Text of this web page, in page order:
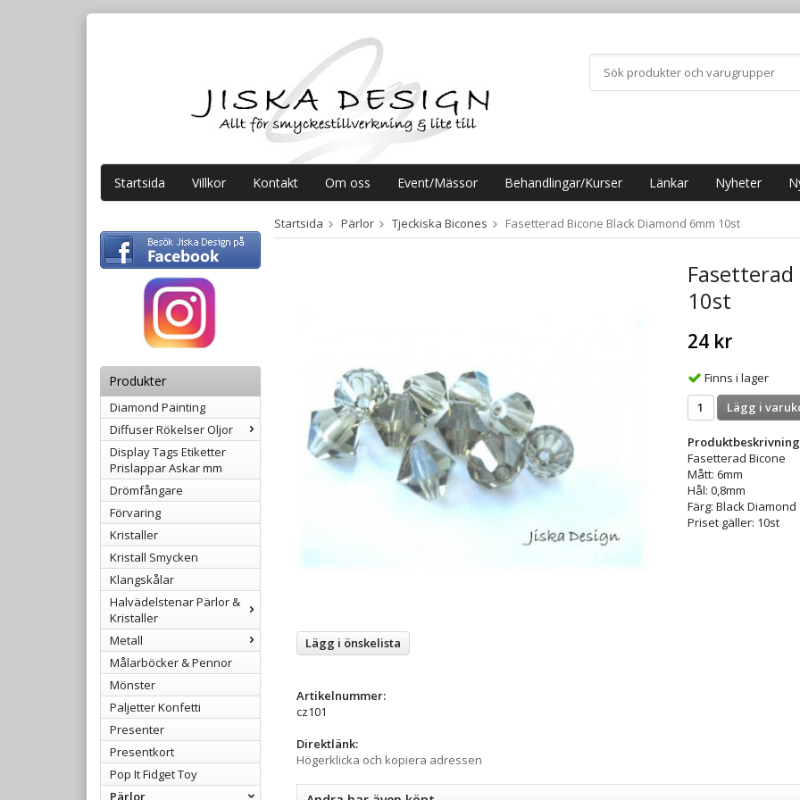
Startsida Villkor Kontakt Om oss Event/Mässor Behandlingar/Kurser Länkar Nyheter
Produkter
Diamond Painting
Diffuser Rökelser Oljor
Display Tags Etiketter
Prislappar Askar mm
Drömfångare
Förvaring
Kristaller
Kristall Smycken
Klangskålar
Halvädelstenar Pärlor &
Kristaller
Metall
Målarböcker & Pennor
Mönster
Paljetter Konfetti
Presenter
Presentkort
Pop It Fidget Toy
Pärlor
Startsida Pärlor Tjeckiska Bicones Fasetterad Bicone Black Diamond 6mm 10st
10st
24 kr
Finns i lager
Lägg i
Fasetterad Bicone
Mått: 6mm
Hål: 0,8mm
Färg: Black Diamond
Priset gäller: 10st
Lägg i önskelista
Artikelnummer:
cz101
Direktlänk:
Högerklicka och kopiera adressen